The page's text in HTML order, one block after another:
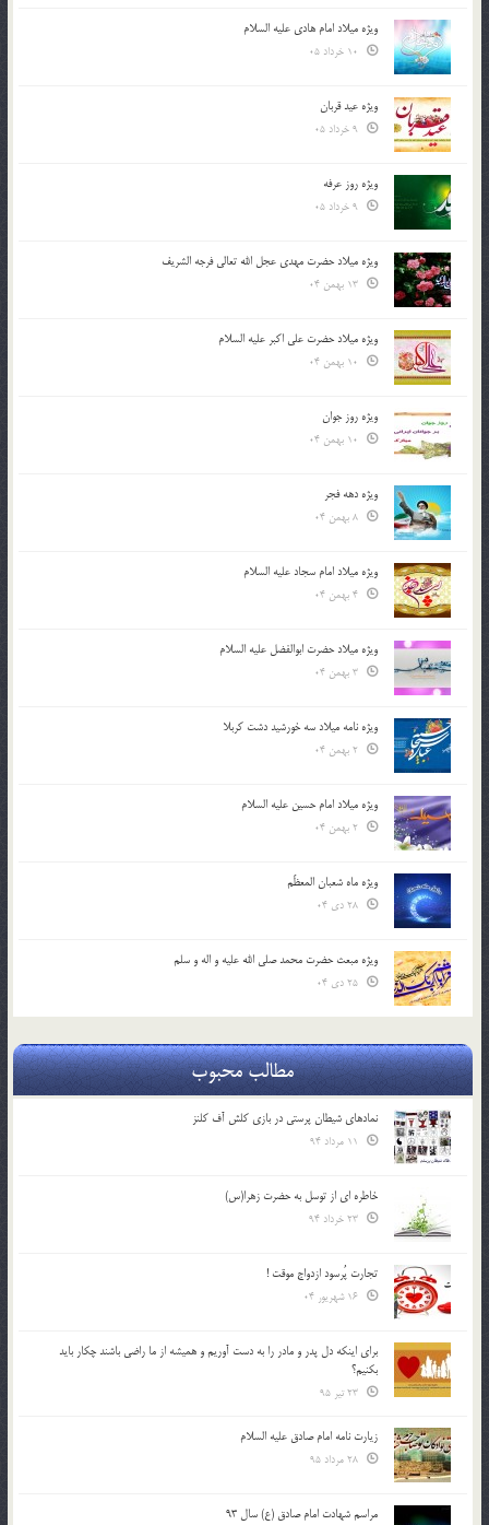
ویژه میلاد امام هادی علیه السلام
ویژه عید قربان
ویژه روز عرفه
ویژه میلاد حضرت مهدی عجل الله تعالی فرجه الشريف
ویژه میلاد حضرت علی اکبر علیه السلام
ویژه روز جوان
ویژه دهه فجر
ویژه میلاد امام سجاد علیه السلام
ویژه میلاد حضرت ابوالفضل علیه السلام
ویژه نامه میلاد سه خورشید دشت کربلا
ویژه میلاد امام حسین علیه السلام
ویژه ماه شعبان المعظّم
ویژه مبعث حضرت محمد صلی الله علیه و اله و سلم
مطالب محبوب
نمادهای شیطان پرستی در بازی کلش آف کلنز
خاطره ای از توسل به حضرت زهرا(س)
تجارت پُرسود ازدواج موقت !
براي اينكه دل پدر و مادر را به دست آوريم و هميشه از ما راضي باشند چكار بايد
بكنيم؟
زیارت نامه امام صادق علیه السلام
مراسم شهادت امام صادق (ع) سال 93